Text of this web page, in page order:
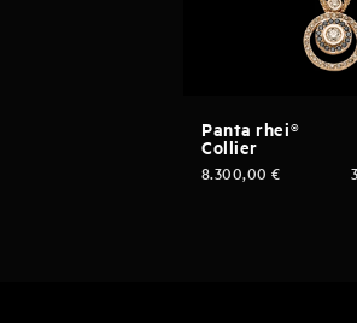
Panta rhei®
Collier
8.300,00€